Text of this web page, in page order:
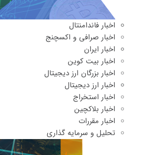
اخبار فاندامنتال
اخبار صرافی و اکسچنج
اخبار ایران
اخبار بیت کوین
اخبار بزرگان ارز دیجیتال
اخبار ارز دیجیتال
اخبار استخراج
اخبار بلاکچین
اخبار مقررات
تحلیل و سرمایه گذاری